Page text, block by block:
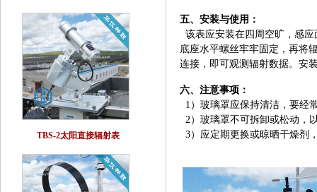
五、 安装与使用 ：
该表应安装在四周空旷，感
底座水平螺丝牢牢固定，再将
连接，即可观测辐射数据。安
六、注意事项：
1）玻璃罩应保持清洁，要经
2）玻璃罩不可拆卸或松动，
3）应定期更换或晾晒干燥剂
TBS-2太阳直接辐射表